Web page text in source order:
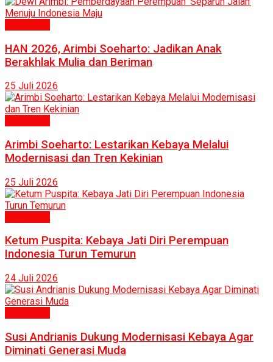
HAN 2026, Arimbi Soeharto: Jadikan Anak
Berakhlak Mulia dan Beriman
25 Juli 2026
Arimbi Soeharto: Lestarikan Kebaya Melalui
Modernisasi dan Tren Kekinian
25 Juli 2026
Ketum Puspita: Kebaya Jati Diri Perempuan
Indonesia Turun Temurun
24 Juli 2026
Susi Andrianis Dukung Modernisasi Kebaya Agar
Diminati Generasi Muda